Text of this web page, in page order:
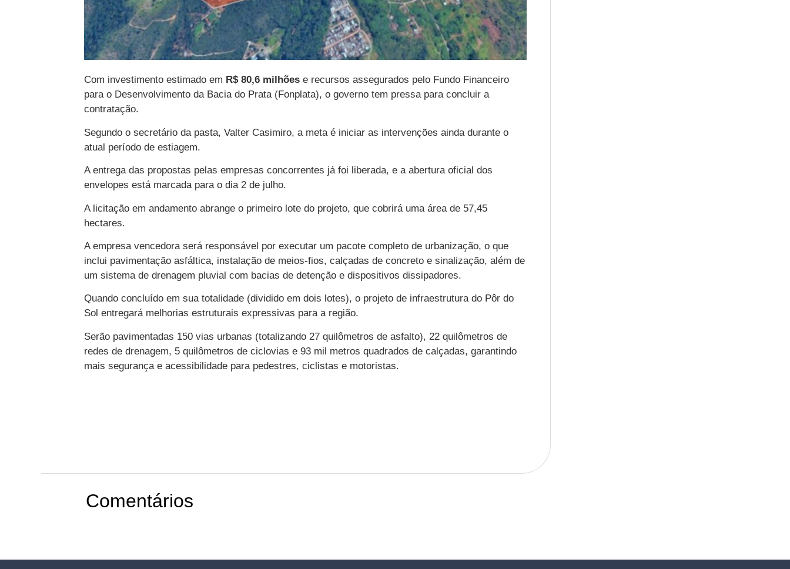
Com investimento estimado em R$ 80,6 milhõese recursos assegurados pelo Fundo Financeiro
para o Desenvolvimento da Bacia do Prata (Fonplata), o governo tem pressa para concluir a
contratação.
Segundo o secretário da pasta, Valter Casimiro, a meta é iniciar as intervenções ainda durante o
atual período de estiagem.
A entrega das propostas pelas empresas concorrentes já foi liberada, e a abertura oficial dos
envelopes está marcada para o dia 2 de julho.
A licitação em andamento abrange o primeiro lote do projeto, que cobrirá uma área de 57,45
hectares.
A empresa vencedora será responsável por executar um pacote completo de urbanização, o que
inclui pavimentação asfáltica, instalação de meios-fios, calçadas de concreto e sinalização, além de
um sistema de drenagem pluvial com bacias de detenção e dispositivos dissipadores.
Quando concluído em sua totalidade (dividido em dois lotes), o projeto de infraestrutura do Pôr do
Sol entregará melhorias estruturais expressivas para a região.
Serão pavimentadas 150 vias urbanas (totalizando 27 quilômetros de asfalto), 22 quilômetros de
redes de drenagem, 5 quilômetros de ciclovias e 93 mil metros quadrados de calçadas, garantindo
mais segurança e acessibilidade para pedestres, ciclistas e motoristas.
Comentários